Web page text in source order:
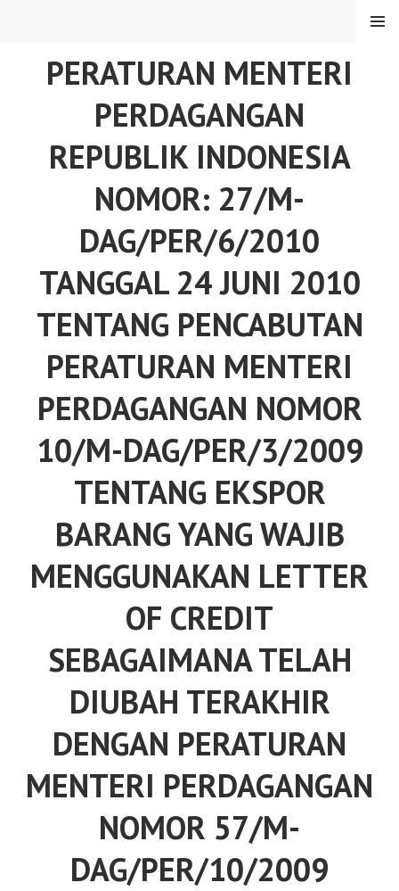
PERATURAN MENTERI
PERDAGANGAN
REPUBLIK INDONESIA
NOMOR: 27/M-
DAG/PER/6/2010
TANGGAL 24 JUNI 2010
TENTANG PENCABUTAN
PERATURAN MENTERI
PERDAGANGAN NOMOR
10/M-DAG/PER/3/2009
TENTANG EKSPOR
BARANG YANG WAJIB
MENGGUNAKAN LETTER
OF CREDIT
SEBAGAIMANA TELAH
DIUBAH TERAKHIR
DENGAN PERATURAN
MENTERI PERDAGANGAN
NOMOR 57/M-
DAG/PER/10/2009
MENU